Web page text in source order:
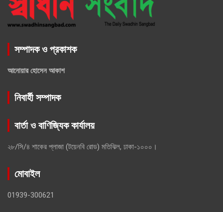
সম্পাদক ও প্রকাশক
আনোয়ার হোসেন আকাশ
নিবার্হী সম্পাদক
বার্তা ও বাণিজ্যিক কার্যালয়
২৮/সি/৪ শাকের প্লাজা (টয়েনবি রোড) মতিঝিল, ঢাকা-১০০০।
মোবাইল
01939-300621